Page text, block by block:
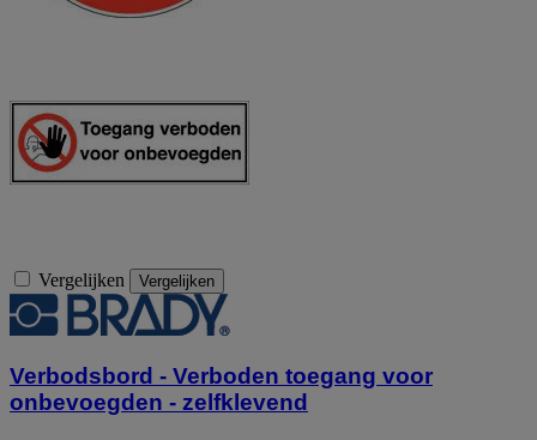
Vergelijken Vergelijken
Verbodsbord - Verboden toegang voor
onbevoegden - zelfklevend